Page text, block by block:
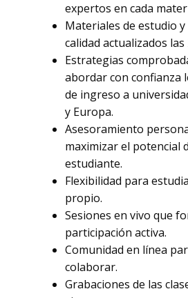
expertos en cada
Materiales de estudio
calidad actualizados las
Estrategias
abordar con confianza
de ingreso a
y Europa.
Asesoramiento
maximizar el potencial
estudiante.
Flexibilidad para
propio.
Sesiones en vivo que
participación activa.
Comunidad en línea
colaborar.
Grabaciones de las